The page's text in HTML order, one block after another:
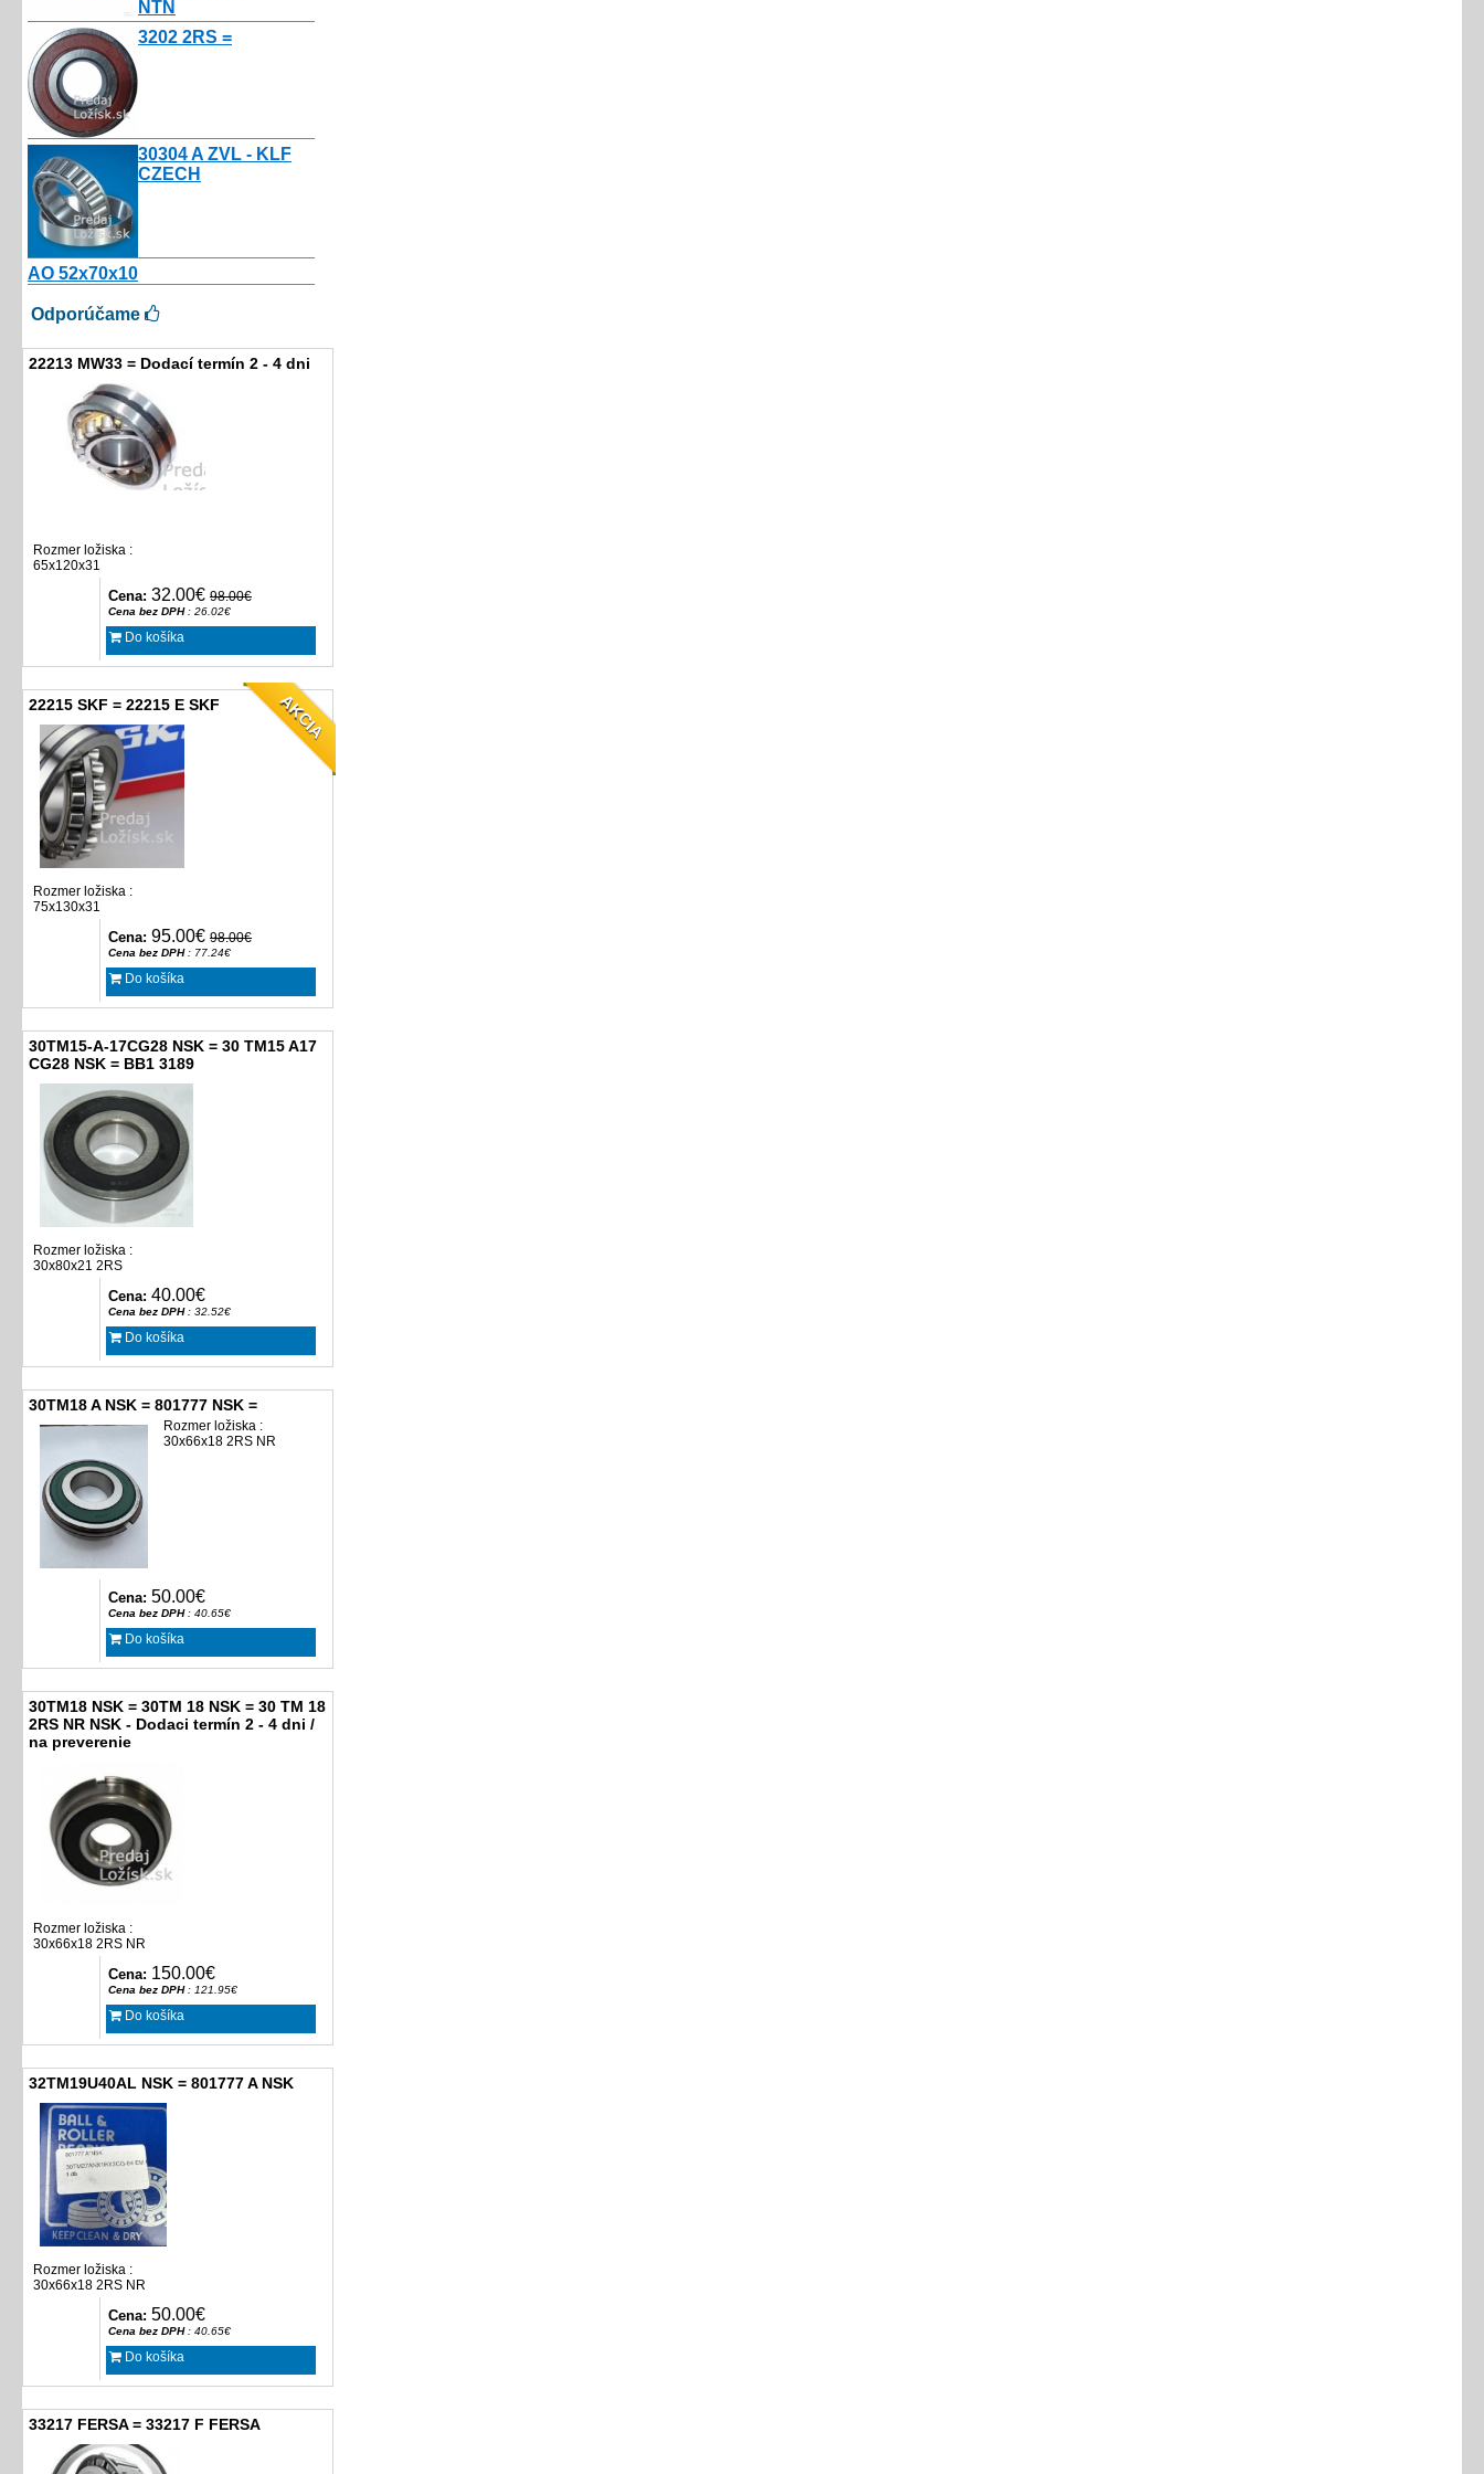
NTN
3202 2RS =
30304 A ZVL - KLF
CZECH
AO 52x70x10
Odporúčame
22213 MW33 = Dodací termín 2 - 4 dni
Rozmer ložiska :
65x120x31
Cena: 32.00€ 98.00€
Cena bez DPH: 26.02€
Do košíka
22215 SKF = 22215 E SKF
Rozmer ložiska :
75x130x31
Cena: 95.00€ 98.00€
Cena bez DPH: 77.24€
Do košíka
AKCIA
30TM15-A-17CG28 NSK = 30 TM15 A17
CG28 NSK = BB1 3189
Rozmer ložiska :
30x80x21 2RS
Cena: 40.00€
Cena bez DPH: 32.52€
Do košíka
30TM18 A NSK = 801777 NSK =
Rozmer ložiska :
30x66x18 2RS NR
Cena: 50.00€
Cena bez DPH: 40.65€
Do košíka
30TM18 NSK = 30TM 18 NSK = 30 TM 18
2RS NR NSK - Dodaci termín 2 - 4 dni /
na preverenie
Rozmer ložiska :
30x66x18 2RS NR
Cena: 150.00€
Cena bez DPH: 121.95€
Do košíka
32TM19U40AL NSK = 801777 A NSK
Rozmer ložiska :
30x66x18 2RS NR
Cena: 50.00€
Cena bez DPH: 40.65€
Do košíka
33217 FERSA = 33217 F FERSA